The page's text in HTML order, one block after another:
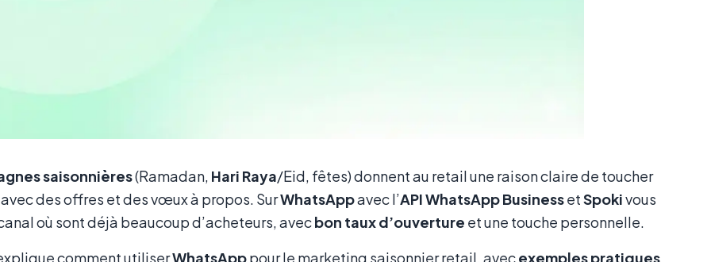
saisonnières(Ramadan, Hari Raya/Eid, fêtes) donnent au retail une raison claire de toucher
des offres et des vœux à propos. SurWhatsAppavec l’API WhatsApp BusinessetSpokivous
où sont déjà beaucoup d’acheteurs, avecbon taux d’ouverture et une touche personnelle.
comment utiliserWhatsApppour le marketing saisonnier retail, avecexemples pratiques